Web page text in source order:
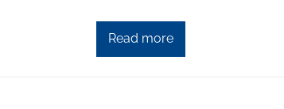
Read more